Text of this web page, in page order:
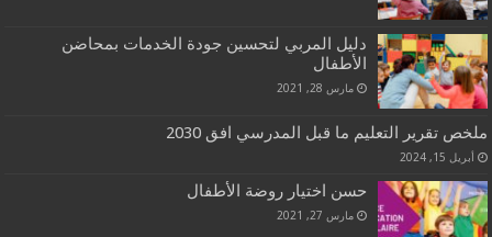
دليل المربي لتحسين جودة الخدمات بمحاضن
الأطفال
مارس 28, 2021
ملخص تقرير التعليم ما قبل المدرسي افق 2030
أبريل 15, 2024
حسن اختيار روضة الأطفال
مارس 27, 2021